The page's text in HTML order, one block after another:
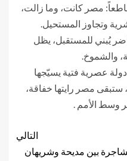
مصر كانت، وما زالت،
وتجاوز المستحيل.
يُبني للمستقبل، يظل
والشموخ.
عصرية فتية يسيّجها
مصر رايتها خفاقة،
وسط الأمم .
التالي
بين مديحة وشريهان